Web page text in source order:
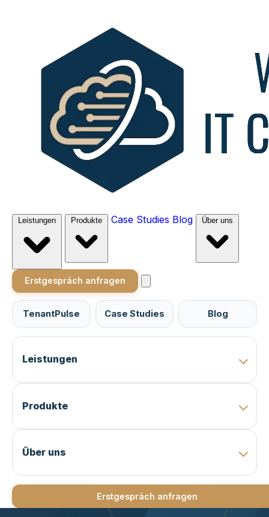
Case Studies Blog
Erstgespräch anfragen
TenantPulse Case Studies Blog
Leistungen
Produkte
Über uns
Erstgespräch anfragen